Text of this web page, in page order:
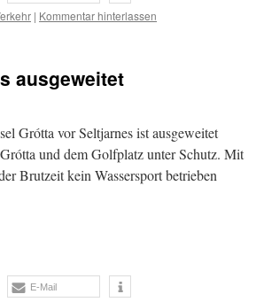
| Kommentar hinterlassen
ausgeweitet
Grótta vor Seltjarnes ist ausgeweitet
und dem Golfplatz unter Schutz. Mit
Brutzeit kein Wassersport betrieben
E-Mail